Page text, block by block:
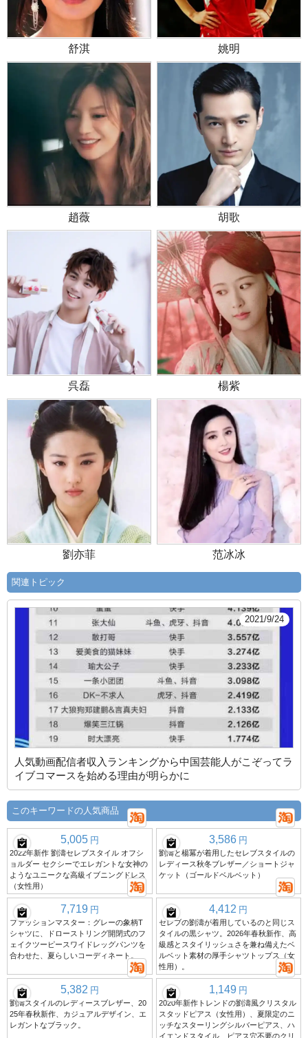
舒淇 姚明
趙薇 胡歌
呉磊 楊紫
劉亦菲 范冰冰
関連トピック
2021/9/24
人気動画配信者収入ランキングから中国芸能人がこぞってラ
イブコマースを始める理由が明らかに
このキーワードの人気商品
5,005 円
2022年新作 劉濤セレブスタイル オフシ
ョルダー セクシーでエレガントな女神の
ようなユニークな高級イブニングドレス
（女性用）
3,586 円
劉濤と楊冪が着用したセレブスタイルの
レディース秋冬ブレザー／ショートジャ
ケット（ゴールドベルベット）
7,719 円
ファッションマスター：グレーの象柄T
シャツに、ドローストリング開閉式のフ
ェイクツーピースワイドレッグパンツを
合わせた、夏らしいコーディネート。
4,412 円
セレブの劉濤が着用しているのと同じス
タイルの黒シャツ。2026年春秋新作、高
級感とスタイリッシュさを兼ね備えたベ
ルベット素材の厚手シャツトップス（女
性用）。
5,382 円
劉濤スタイルのレディースブレザー、20
25年春秋新作、カジュアルデザイン、エ
レガントなブラック。
1,149 円
2020年新作トレンドの劉濤風クリスタル
スタッドピアス（女性用）、夏限定のニ
ッチなスターリングシルバーピアス、ハ
イエンドスタイル、ピアス穴不要のクリ